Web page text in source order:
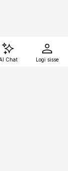
Chat Logi sisse